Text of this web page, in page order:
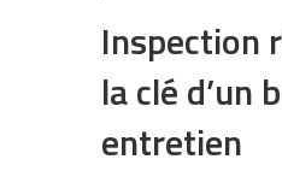
Inspection
la clé d’un
entretien